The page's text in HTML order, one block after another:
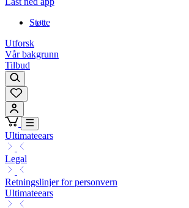
Støtte
Utforsk
Vår bakgrunn
Tilbud
Ultimateears
Legal
Retningslinjer for personvern
Ultimateears